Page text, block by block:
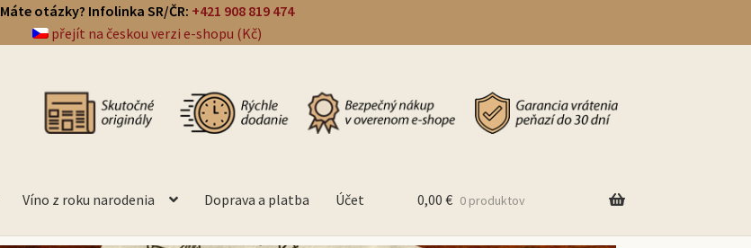
Máte otázky? Infolinka SR/ČR: +421 908 819 474
přejít na českou verzi e-shopu (Kč)
Víno z roku narodenia Doprava a platba Účet 0,00 € 0 produktov